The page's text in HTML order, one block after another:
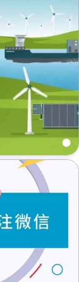
流程的信息